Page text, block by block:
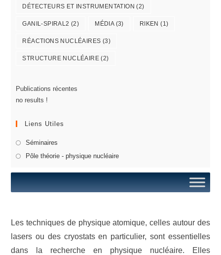
DÉTECTEURS ET INSTRUMENTATION (2)
GANIL-SPIRAL2 (2) MÉDIA(3) RIKEN (1)
RÉACTIONS NUCLÉAIRES (3)
STRUCTURE NUCLÉAIRE (2)
Publications récentes
no results !
Liens Utiles
Séminaires
Pôle théorie - physique nucléaire
Les techniques de physique atomique, celles autour des
lasers ou des cryostats en particulier, sont essentielles
dans la recherche en physique nucléaire. Elles